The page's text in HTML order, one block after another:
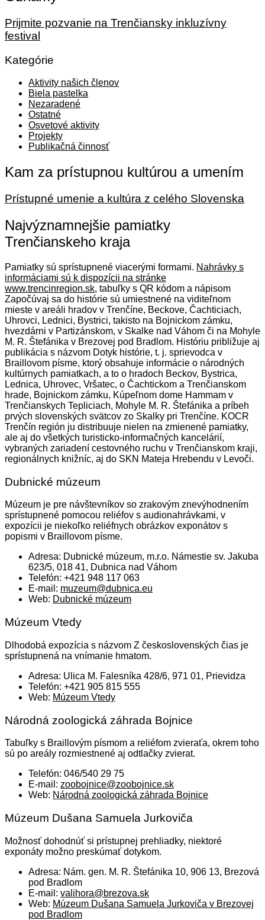
Prijmite pozvanie na Trenčiansky inkluzívny
festival
Kategórie
Aktivity našich členov
Biela pastelka
Nezaradené
Ostatné
Osvetové aktivity
Projekty
Publikačná činnosť
Kam za prístupnou kultúrou a umením
Prístupné umenie a kultúra z celého Slovenska
Najvýznamnejšie pamiatky
Trenčianskeho kraja
Pamiatky sú sprístupnené viacerými formami. Nahrávky s
informáciami sú k dispozícii na stránke
www.trencinregion.sk, tabuľky s QR kódom a nápisom
Započúvaj sa do histórie sú umiestnené na viditeľnom
mieste v areáli hradov v Trenčíne, Beckove, Čachticiach,
Uhrovci, Lednici, Bystrici, takisto na Bojnickom zámku,
hvezdárni v Partizánskom, v Skalke nad Váhom či na Mohyle
M. R. Štefánika v Brezovej pod Bradlom. Históriu približuje aj
publikácia s názvom Dotyk histórie, t. j. sprievodca v
Braillovom písme, ktorý obsahuje informácie o národných
kultúrnych pamiatkach, a to o hradoch Beckov, Bystrica,
Lednica, Uhrovec, Vršatec, o Čachtickom a Trenčianskom
hrade, Bojnickom zámku, Kúpeľnom dome Hammam v
Trenčianskych Tepliciach, Mohyle M. R. Štefánika a príbeh
prvých slovenských svätcov zo Skalky pri Trenčíne. KOCR
Trenčín región ju distribuuje nielen na zmienené pamiatky,
ale aj do všetkých turisticko-informačných kancelárií,
vybraných zariadení cestovného ruchu v Trenčianskom kraji,
regionálnych knižníc, aj do SKN Mateja Hrebendu v Levoči.
Dubnické múzeum
Múzeum je pre návštevníkov so zrakovým znevýhodnením
sprístupnené pomocou reliéfov s audionahrávkami, v
expozícii je niekoľko reliéfnych obrázkov exponátov s
popismi v Braillovom písme.
Adresa: Dubnické múzeum, m.r.o. Námestie sv. Jakuba
623/5, 018 41, Dubnica nad Váhom
Telefón: +421 948 117 063
E-mail: muzeum@dubnica.eu
Web: Dubnické múzeum
Múzeum Vtedy
Dlhodobá expozícia s názvom Z československých čias je
sprístupnená na vnímanie hmatom.
Adresa: Ulica M. Falesníka 428/6, 971 01, Prievidza
Telefón: +421 905 815 555
Web: Múzeum Vtedy
Národná zoologická záhrada Bojnice
Tabuľky s Braillovým písmom a reliéfom zvieraťa, okrem toho
sú po areály rozmiestnené aj odtlačky zvierat.
Telefón: 046/540 29 75
E-mail: zoobojnice@zoobojnice.sk
Web: Národná zoologická záhrada Bojnice
Múzeum Dušana Samuela Jurkoviča
Možnosť dohodnúť si prístupnej prehliadky, niektoré
exponáty možno preskúmať dotykom.
Adresa: Nám. gen. M. R. Štefánika 10, 906 13, Brezová
pod Bradlom
E-mail: valihora@brezova.sk
Web: Múzeum Dušana Samuela Jurkoviča v Brezovej
pod Bradlom